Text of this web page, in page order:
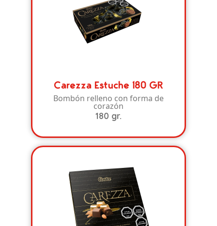
Carezza Estuche 180 GR
Bombón relleno con forma de
corazón
180 gr.